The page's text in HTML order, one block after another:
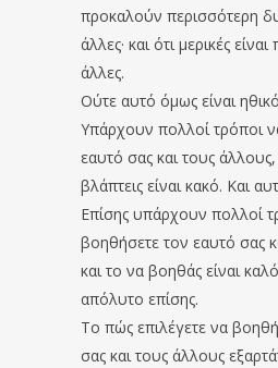
προκαλούν περισσότερη
άλλες· και ότι μερικές
άλλες.
Ούτε αυτό όμως είναι
Υπάρχουν πολλοί τρόποι
εαυτό σας και τους
βλάπτεις είναι κακό. Και
Επίσης υπάρχουν πολλοί
βοηθήσετε τον εαυτό σας
και το να βοηθάς είναι
απόλυτο επίσης.
Το πώς επιλέγετε να
σας και τους άλλους